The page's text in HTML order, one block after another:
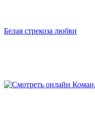
Белая стрекоза любви